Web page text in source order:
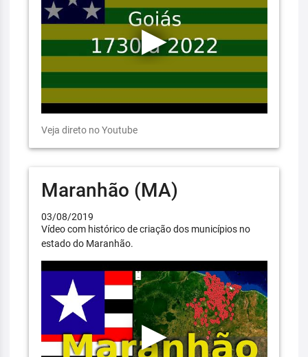
Veja direto no Youtube
Maranhão (MA)
03/08/2019
Vídeo com histórico de criação dos municípios no
estado do Maranhão.